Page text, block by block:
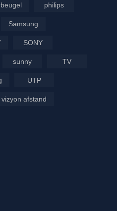
philips
Samsung
SONY
sunny TV
UTP
vizyon afstand